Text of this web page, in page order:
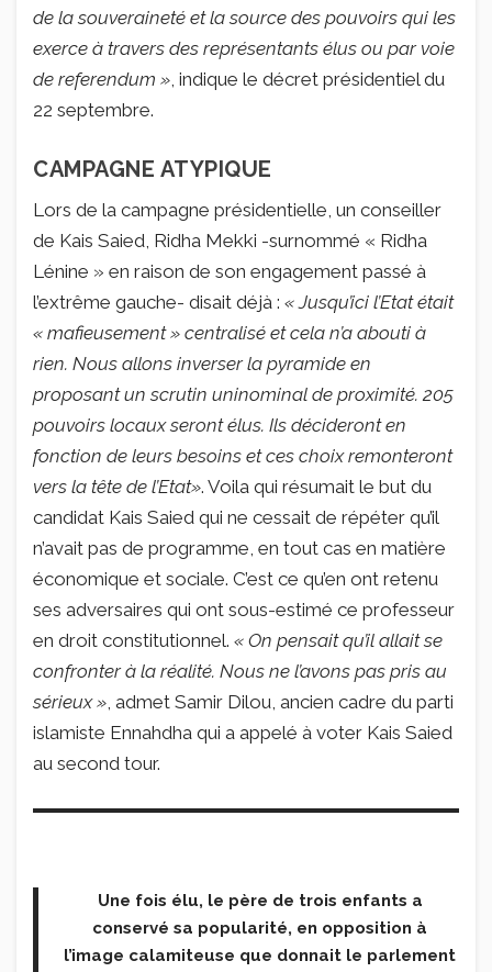
de la souveraineté et la source des pouvoirs qui les
exerce à travers des représentants élus ou par voie
de referendum » , indique le décret présidentiel du
22 septembre.
CAMPAGNE ATYPIQUE
Lors de la campagne présidentielle, un conseiller
de Kais Saied, Ridha Mekki -surnommé « Ridha
Lénine » en raison de son engagement passé à
l’extrême gauche- disait déjà : « Jusqu’ici l’Etat était
« mafieusement » centralisé et cela n’a abouti à
rien. Nous allons inverser la pyramide en
proposant un scrutin uninominal de proximité. 205
pouvoirs locaux seront élus. Ils décideront en
fonction de leurs besoins et ces choix remonteront
vers la tête de l’Etat». Voila qui résumait le but du
candidat Kais Saied qui ne cessait de répéter qu’il
n’avait pas de programme, en tout cas en matière
économique et sociale. C’est ce qu’en ont retenu
ses adversaires qui ont sous-estimé ce professeur
en droit constitutionnel. « On pensait qu’il allait se
confronter à la réalité. Nous ne l’avons pas pris au
sérieux » , admet Samir Dilou, ancien cadre du parti
islamiste Ennahdha qui a appelé à voter Kais Saied
au second tour.
Une fois élu, le père de trois enfants a
conservé sa popularité, en opposition à
l’image calamiteuse que donnait le parlement